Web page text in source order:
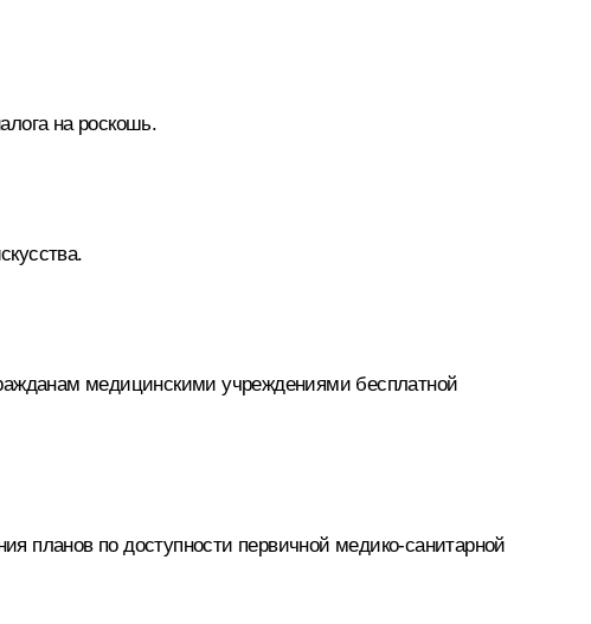
на роскошь.
медицинскими учреждениями бесплатной
планов по доступности первичной медико-санитарной